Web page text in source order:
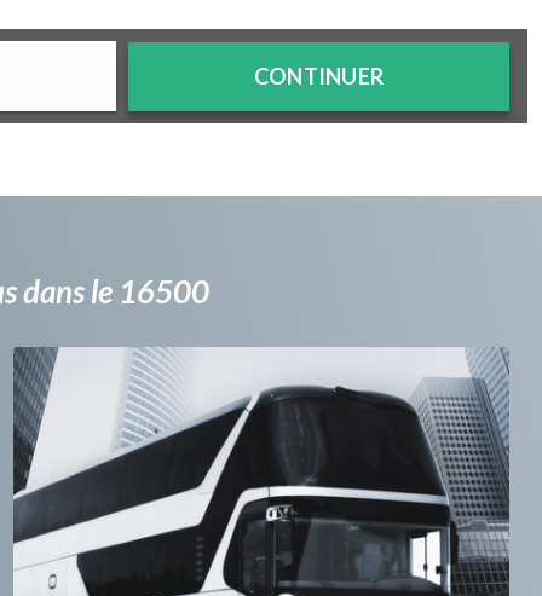
CONTINUER
dans le 16500